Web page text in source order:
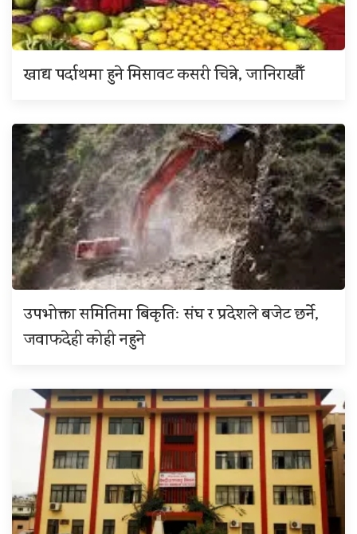
खाद्य पर्दाथमा हुने मिसावट कसरी चिन्ने, जानिराखौँ
उपभोक्ता समितिमा बिकृतिः संघ र प्रदेशले बजेट छर्ने,
जवाफदेही कोही नहुने